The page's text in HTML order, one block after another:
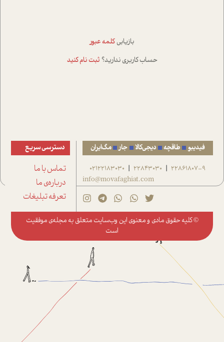
بازیابی کلمه عبور
حساب کاربری ندارید؟ ثبت نام کنید
فیدیبو طاقچه دیجی‌کالا جار مگ‌ایران
22861807-9
|
22843030
|
02122183030
info@movafaghiat.com
دسترسی سریع
تماس با ما
درباره‌ی ما
تعرفه تبلیغات
© کلیه حقوق مادی و معنوی این وب‌سایت متعلق به مجله‌ی موفقیت
است